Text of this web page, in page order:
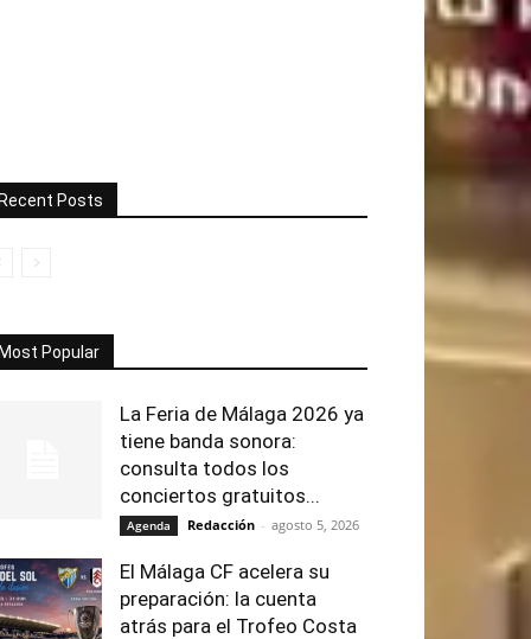
Posts
Popular
La Feria de Málaga 2026 ya
tiene banda sonora:
consulta todos los
conciertos gratuitos...
Agenda Redacción - agosto 5, 2026
El Málaga CF acelera su
preparación: la cuenta
atrás para el Trofeo Costa